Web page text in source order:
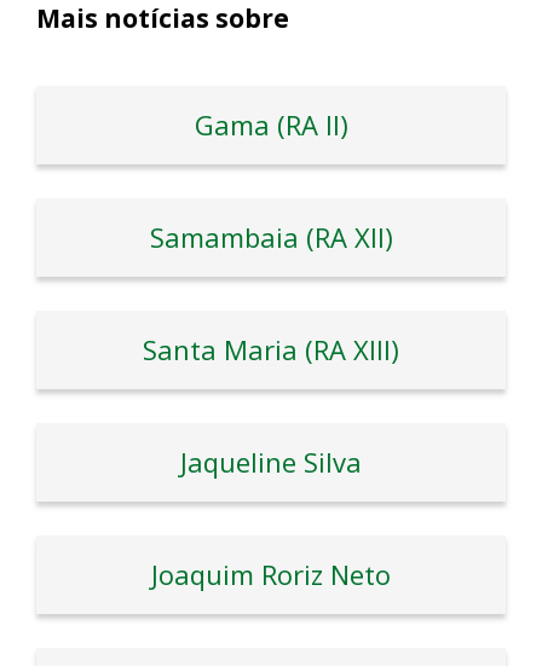
Mais notícias sobre
Gama (RA II)
Samambaia (RA XII)
Santa Maria (RA XIII)
Jaqueline Silva
Joaquim Roriz Neto